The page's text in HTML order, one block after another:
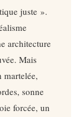
juste ».
architecture
Mais
martelée,
sonne
forcée, un